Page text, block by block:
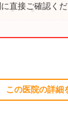
● ●
直接ご確認くだ
この医院の詳細